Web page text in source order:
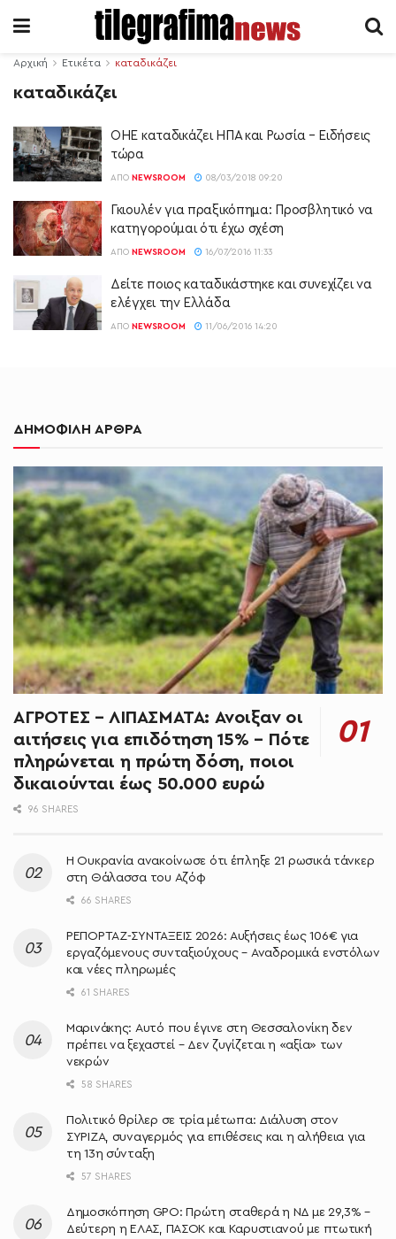
Αρχική Ετικέτα καταδικάζει
καταδικάζει
ΟΗΕ καταδικάζει ΗΠΑ και Ρωσία – Ειδήσεις
τώρα
ΑΠΌ NEWSROOM 08/03/2018 09:20
Γκιουλέν για πραξικόπημα: Προσβλητικό να
κατηγορούμαι ότι έχω σχέση
ΑΠΌ NEWSROOM 16/07/2016 11:33
Δείτε ποιος καταδικάστηκε και συνεχίζει να
ελέγχει την Ελλάδα
ΑΠΌ NEWSROOM 11/06/2016 14:20
ΔΗΜΟΦΙΛΗ ΑΡΘΡΑ
ΑΓΡΟΤΕΣ – ΛΙΠΑΣΜΑΤΑ: Άνοιξαν οι
αιτήσεις για επιδότηση 15% – Πότε
πληρώνεται η πρώτη δόση, ποιοι
δικαιούνται έως 50.000 ευρώ
96 SHARES
Η Ουκρανία ανακοίνωσε ότι έπληξε 21 ρωσικά τάνκερ
στη Θάλασσα του Αζόφ
66 SHARES
ΡΕΠΟΡΤΑΖ-ΣΥΝΤΑΞΕΙΣ 2026: Αυξήσεις έως 106€ για
εργαζόμενους συνταξιούχους – Αναδρομικά ενστόλων
και νέες πληρωμές
61 SHARES
Μαρινάκης: Αυτό που έγινε στη Θεσσαλονίκη δεν
πρέπει να ξεχαστεί – Δεν ζυγίζεται η «αξία» των
νεκρών
58 SHARES
Πολιτικό θρίλερ σε τρία μέτωπα: Διάλυση στον
ΣΥΡΙΖΑ, συναγερμός για επιθέσεις και η αλήθεια για
τη 13η σύνταξη
57 SHARES
Δημοσκόπηση GPO: Πρώτη σταθερά η ΝΔ με 29,3% –
Δεύτερη η ΕΛΑΣ, ΠΑΣΟΚ και Καρυστιανού με πτωτική